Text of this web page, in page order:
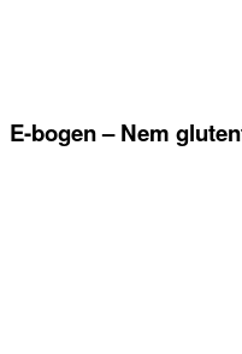
E-bogen – Nem